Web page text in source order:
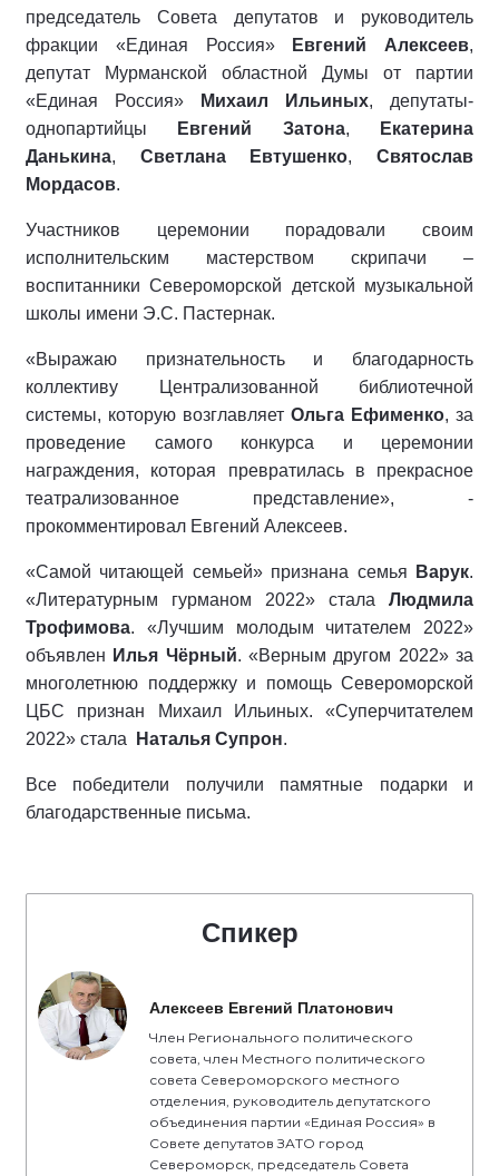
председатель Совета депутатов и руководитель
фракции «Единая Россия»
Евгений Алексеев,
депутат Мурманской областной Думы от партии
«Единая Россия»
Михаил Ильиных, депутаты-
однопартийцы
Евгений Затона,
Екатерина
Данькина, Светлана Евтушенко,Святослав
Мордасов.
Участников церемонии порадовали своим
исполнительским мастерством скрипачи –
воспитанники Североморской детской музыкальной
школы имени Э.С. Пастернак.
«Выражаю признательность и благодарность
коллективу Централизованной библиотечной
системы, которую возглавляет Ольга Ефименко, за
проведение самого конкурса и церемонии
награждения, которая превратилась в прекрасное
театрализованное представление», -
прокомментировал Евгений Алексеев.
«Самой читающей семьей» признана семья Варук.
«Литературным гурманом 2022» стала Людмила
Трофимова. «Лучшим молодым читателем 2022»
объявлен Илья Чёрный. «Верным другом 2022» за
многолетнюю поддержку и помощь Североморской
ЦБС признан Михаил Ильиных. «Суперчитателем
2022» стала
Наталья Супрон.
Все победители получили памятные подарки и
благодарственные письма.
Спикер
Алексеев Евгений Платонович
Член Регионального политического
совета, член Местного политического
совета Североморского местного
отделения, руководитель депутатского
объединения партии «Единая Россия» в
Совете депутатов ЗАТО город
Североморск, председатель Совета